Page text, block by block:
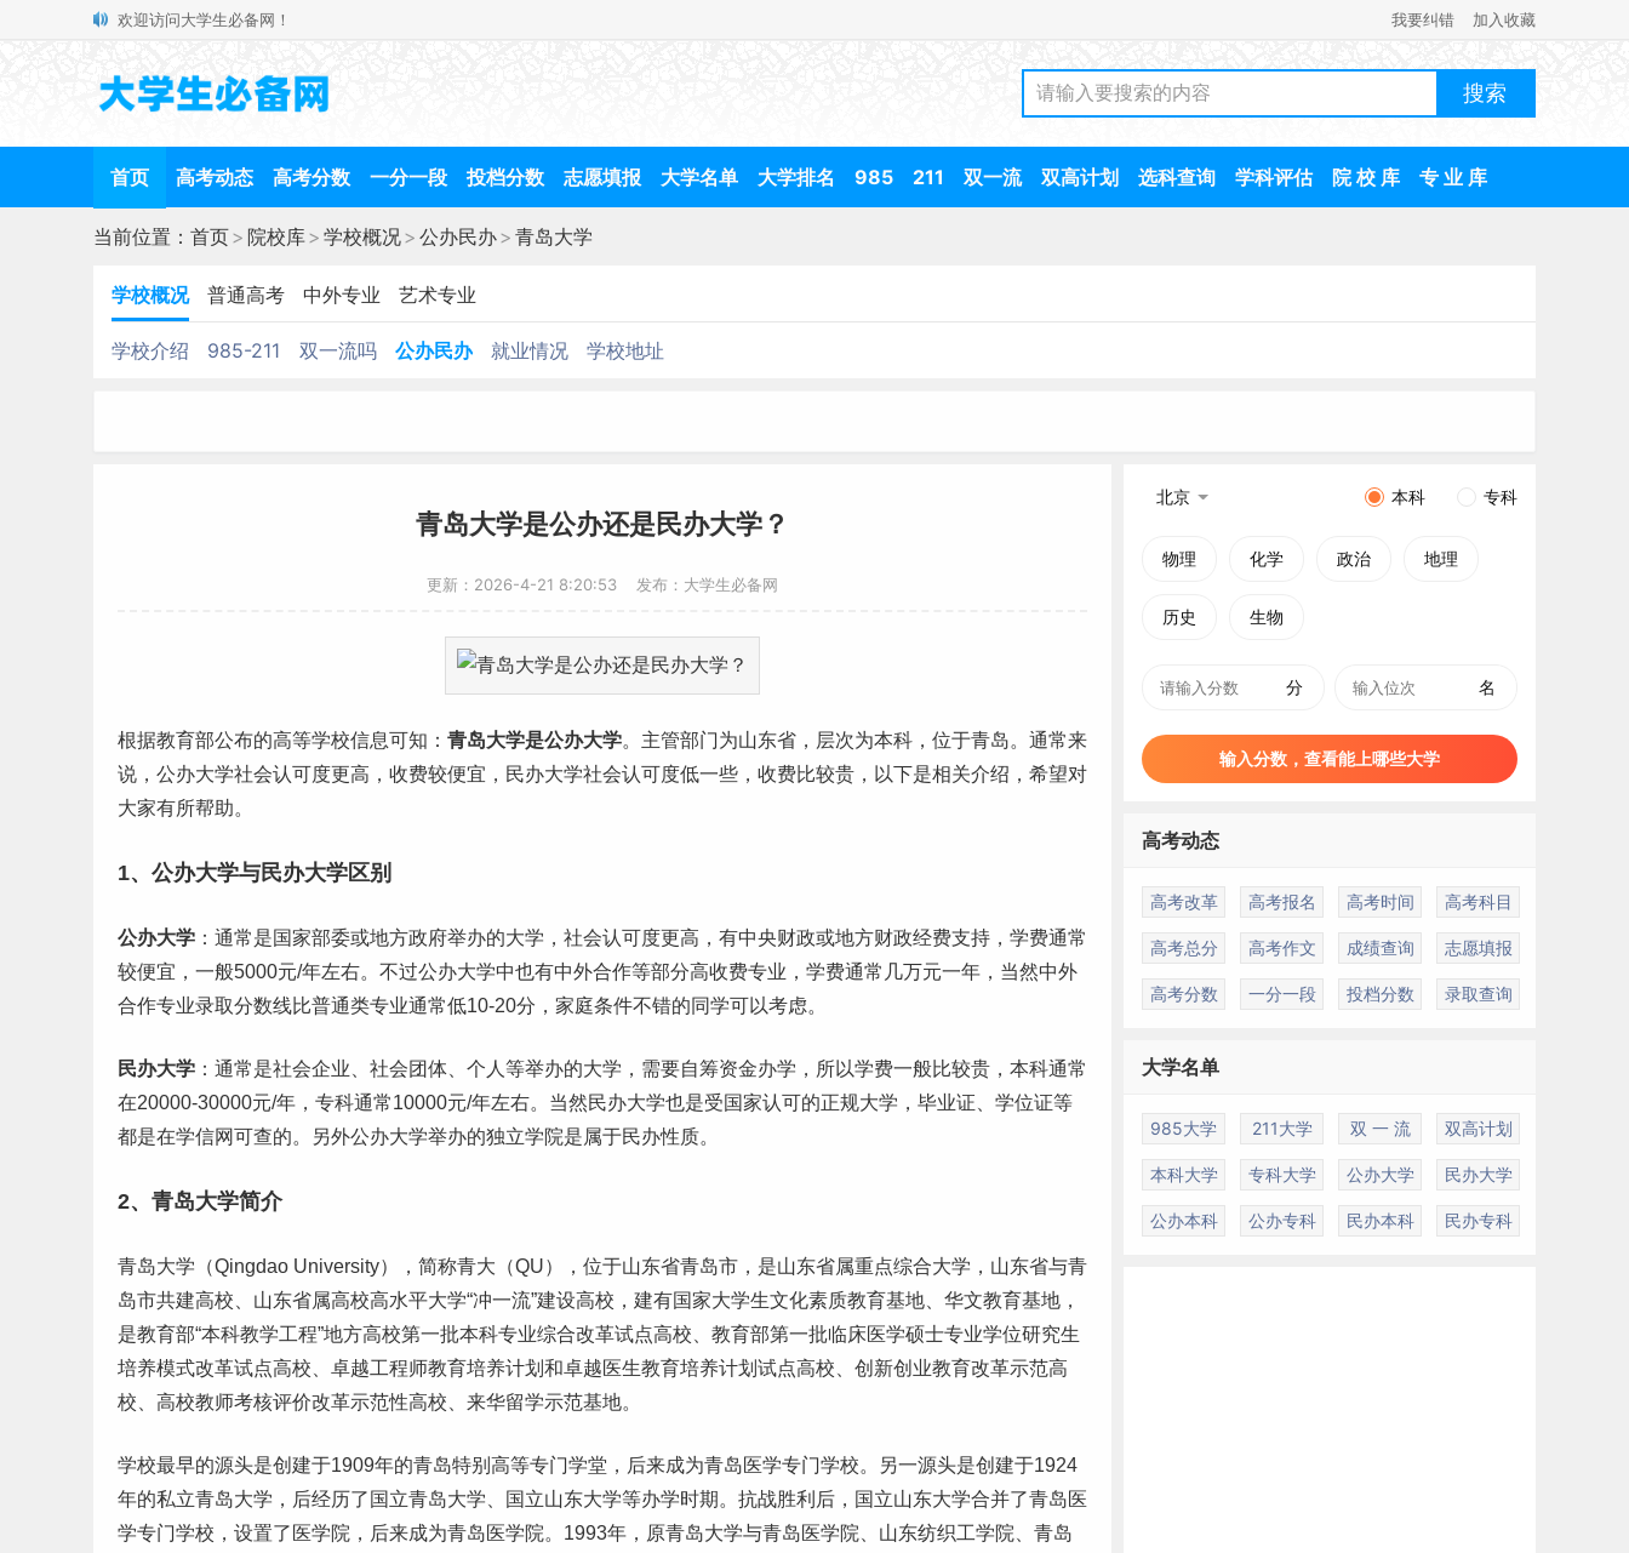
欢迎访问大学生必备网！ 我要纠错 加入收藏
首页 高考动态 高考分数 一分一段 投档分数 志愿填报 大学名单 大学排名 985 211 双一流 双高计划 选科查询 学科评估 院 校 库 专 业 库
当前位置： 首页> 院校库> 学校概况> 公办民办> 青岛大学
学校概况 普通高考 中外专业 艺术专业
学校介绍 985-211 双一流吗 公办民办 就业情况 学校地址
青岛大学是公办还是民办大学？
更新：2026-4-21 8:20:53 发布：大学生必备网
根据教育部公布的高等学校信息可知： 青岛大学是公办大学。主管部门为山东省，层次为本科 ，位于青岛。通常来
说，公办大学社会认可度更高，收费较便宜，民办大学社会认可度低一些，收费比较贵，以下是相关介绍，希望对
大家有所帮助。
1、公办大学与民办大学区别
公办大学 ：通常是国家部委或地方政府举办的大学，社会认可度更高，有中央财政或地方财政经费支持， 学费通常
较便宜，一般5000元/年左右。不过公办大学中也有中外合作等部分高收费专业，学费通常几万元一年，当然中外
合作专业录取分数线比普通类专业通常低10-20分，家庭条件不错的同学可以考虑。
民办大学 ：通常是社会企业、社会团体、个人等举办的大学，需要自筹资金办学，所以学费一般比较贵，本科通常
在20000-30000元/年，专科通常10000元/年左右。当然民办大学也是受国家认可的正规大学， 毕业证、学位证等
都是在学信网可查的。另外公办大学举办的独立学院是属于民办性质。
2、青岛大学简介
青岛大学（Qingdao University），简称青大（QU），位于山东省青岛市，是山东省属重点综合大学，山东省与青
岛市共建高校、山东省属高校高水平大学“冲一流”建设高校，建有国家大学生文化素质教育基地、华文教育基地，
是教育部“本科教学工程”地方高校第一批本科专业综合改革试点高校、教育部第一批临床医学硕士专业学位研究生
培养模式改革试点高校、卓越工程师教育培养计划和卓越医生教育培养计划试点高校、创新创业教育改革示范高
校、高校教师考核评价改革示范性高校、来华留学示范基地。
学校最早的源头是创建于1909年的青岛特别高等专门学堂，后来成为青岛医学专门学校。另一源头是创建于1924
年的私立青岛大学，后经历了国立青岛大学、国立山东大学等办学时期。抗战胜利后，国立山东大学合并了青岛医
学专门学校，设置了医学院，后来成为青岛医学院。1993年，原青岛大学与青岛医学院、山东纺织工学院、青岛
北京 本科 专科
物理 化学 政治 地理
历史 生物
分 名
输入分数，查看能上哪些大学
高考动态
高考改革 高考报名 高考时间 高考科目
高考总分 高考作文 成绩查询 志愿填报
高考分数 一分一段 投档分数 录取查询
大学名单
985大学 211大学 双 一 流 双高计划
本科大学 专科大学 公办大学 民办大学
公办本科 公办专科 民办本科 民办专科